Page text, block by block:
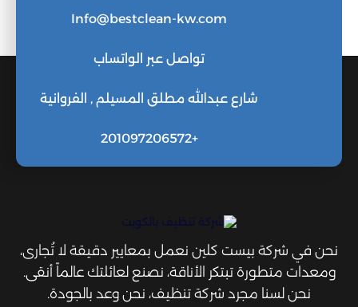
Info@bestclean-kw.com
تواصل عبر الواتساب
شارع عبدالله مطلق المسيلم , الفروانية
+201097206572
نحن في شركة بيست كلين نعمل بمعايير دقيقة لا تُجارى،
ومعدات متطورة تبتكر الأناقة، نصنع لعائلتك عالماً أنقى.
نحن لسنا مجرد شركة تنظيف، نحن وعد بالجودة.